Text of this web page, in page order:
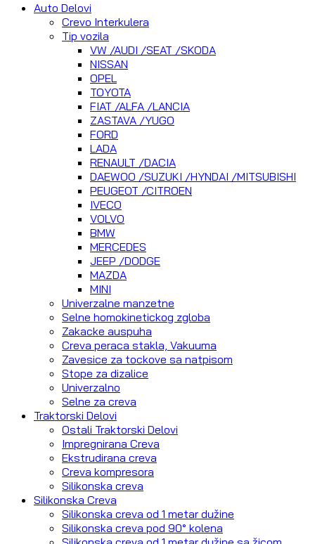
Auto Delovi
Crevo Interkulera
Tip vozila
VW /AUDI /SEAT /SKODA
NISSAN
OPEL
TOYOTA
FIAT /ALFA /LANCIA
ZASTAVA /YUGO
FORD
LADA
RENAULT /DACIA
DAEWOO /SUZUKI /HYNDAI /MITSUBISHI
PEUGEOT /CITROEN
IVECO
VOLVO
BMW
MERCEDES
JEEP /DODGE
MAZDA
MINI
Univerzalne manzetne
Selne homokinetickog zgloba
Zakacke auspuha
Creva peraca stakla, Vakuuma
Zavesice za tockove sa natpisom
Stope za dizalice
Univerzalno
Selne za creva
Traktorski Delovi
Ostali Traktorski Delovi
Impregnirana Creva
Ekstrudirana creva
Creva kompresora
Silikonska creva
Silikonska Creva
Silikonska creva od 1 metar dužine
Silikonska creva pod 90° kolena